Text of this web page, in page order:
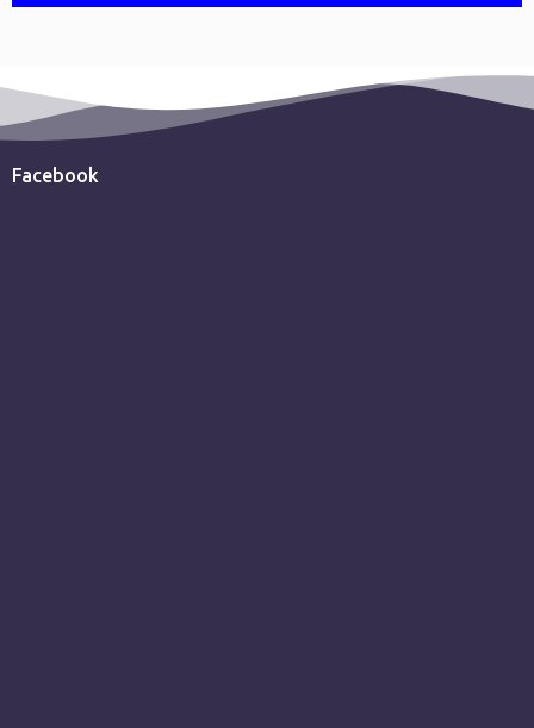
Facebook